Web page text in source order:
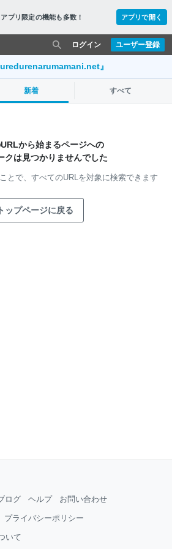
アプリ限定の機能も多数！ アプリで開く
ユーザー登録
ログイン
』
新着 すべて
から始まるページへの
クは見つかりませんでした
とで、 すべてのURLを対象に検索できます
トップページに戻る
ログ ヘルプ お問い合わせ
プライバシーポリシー
いて